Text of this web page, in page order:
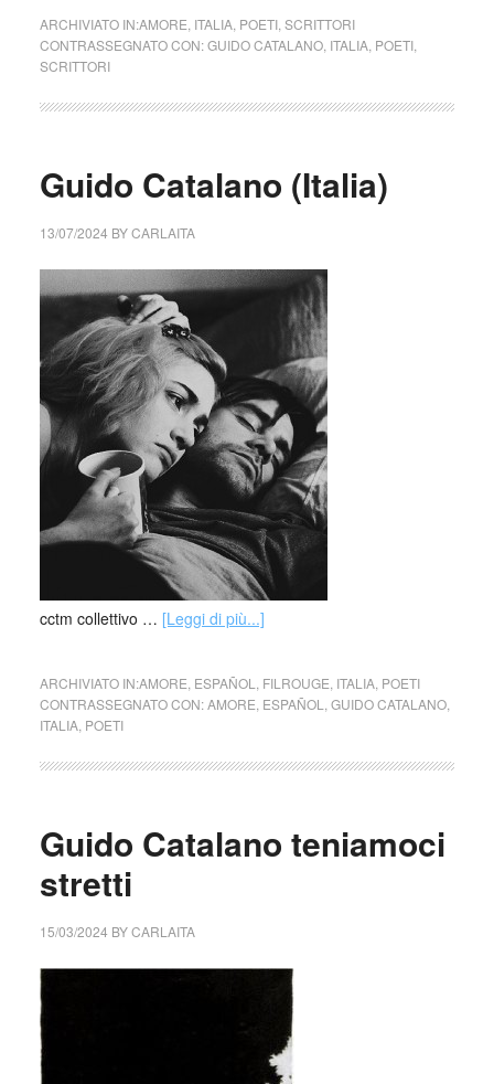
ARCHIVIATO IN:AMORE ITALIA, POETI, SCRITTORI
CONTRASSEGNATO CON:GUIDO CATALANO, ITALIA, POETI,
SCRITTORI
Guido Catalano (Italia)
13/07/2024 BYCARLAITA
cctm collettivo … [Leggi di più...]
ARCHIVIATO IN:AMORE ESPAÑOL FILROUGE ITALIA, POETI
CONTRASSEGNATO CON:AMORE ESPAÑOL GUIDO CATALANO,
ITALIA, POETI
Guido Catalano teniamoci
stretti
15/03/2024 BYCARLAITA